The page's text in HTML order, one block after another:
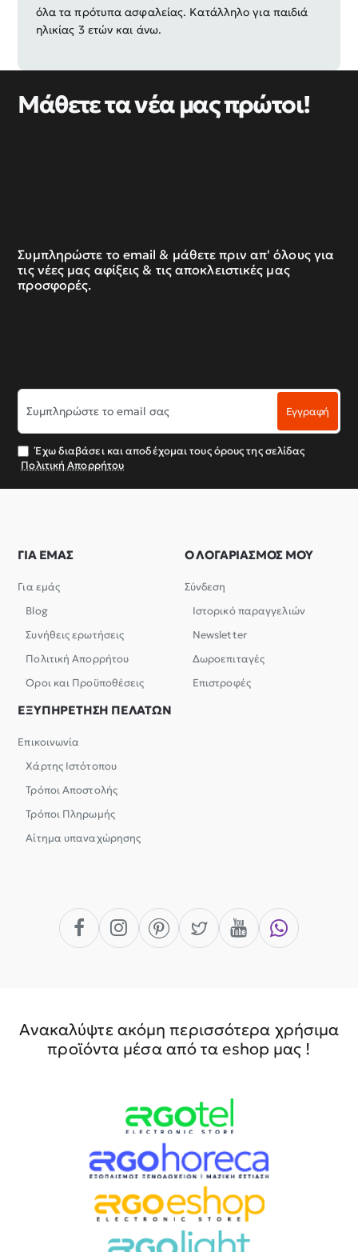
όλα τα πρότυπα ασφαλείας. Κατάλληλο για παιδιά
ηλικίας 3 ετών και άνω.
Μάθετε τα νέα μας πρώτοι!
Συμπληρώστε το email & μάθετε πριν απ' όλους για
τις νέες μας αφίξεις & τις αποκλειστικές μας
προσφορές.
Συμπληρώστε
το
email
σας
Εγγραφή
Έχω διαβάσει και αποδέχομαι τους όρους της σελίδας
Πολιτική Απορρήτου
ΓΙΑ ΕΜΑΣ
Για εμάς
Blog
Συνήθεις ερωτήσεις
Πολιτική Απορρήτου
Όροι και Προϋποθέσεις
Ο ΛΟΓΑΡΙΑΣΜΟΣ ΜΟΥ
Σύνδεση
Ιστορικό παραγγελιών
Newsletter
Δωροεπιταγές
Επιστροφές
ΕΞΥΠΗΡΕΤΗΣΗ ΠΕΛΑΤΩΝ
Επικοινωνία
Χάρτης Ιστότοπου
Τρόποι Αποστολής
Τρόποι Πληρωμής
Αίτημα υπαναχώρησης
Ανακαλύψτε ακόμη περισσότερα χρήσιμα
προϊόντα μέσα από τα eshop μας !